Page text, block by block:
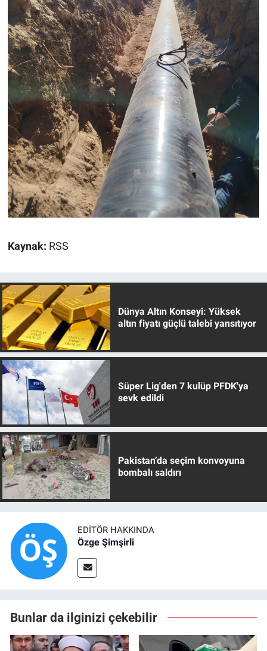
Kaynak: RSS
Dünya Altın Konseyi: Yüksek
altın fiyatı güçlü talebi yansıtıyor
Süper Lig'den 7 kulüp PFDK'ya
sevk edildi
Pakistan’da seçim konvoyuna
bombalı saldırı
EDITÖR HAKKINDA
Özge Şimşirli
Bunlar da ilginizi çekebilir